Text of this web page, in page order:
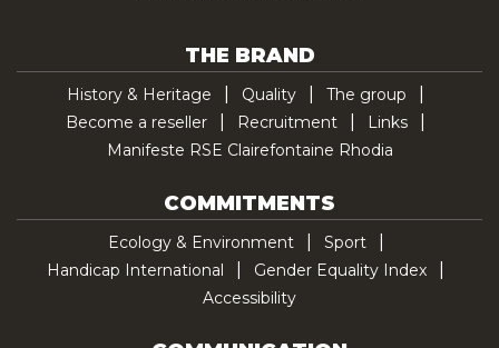
THE BRAND
History & Heritage Quality
The group
Become a reseller
Recruitment
Links
Manifeste RSE Clairefontaine Rhodia
COMMITMENTS
Ecology & Environment
Sport
Handicap International
Gender Equality Index
Accessibility